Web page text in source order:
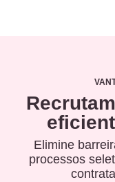
Elimine
processos